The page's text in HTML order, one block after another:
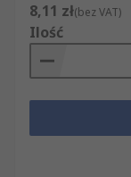
8,11 zł(bez VAT)
Ilość